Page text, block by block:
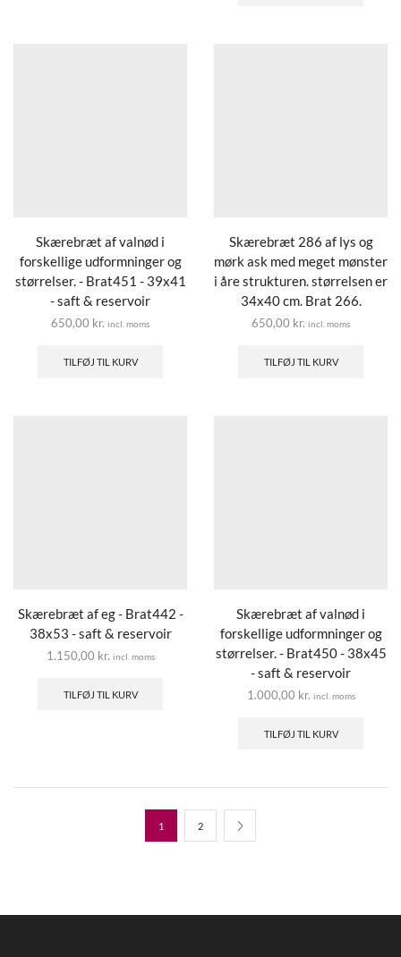
Skærebræt af valnød i
forskellige udformninger og
størrelser. - Brat451 - 39x41
- saft & reservoir
650,00 kr. incl. moms
TILFØJ TIL KURV
Skærebræt 286 af lys og
mørk ask med meget mønster
i åre strukturen. størrelsen er
34x40 cm. Brat 266.
650,00 kr. incl. moms
TILFØJ TIL KURV
Skærebræt af eg - Brat442 -
38x53 - saft & reservoir
1.150,00 kr. incl. moms
TILFØJ TIL KURV
Skærebræt af valnød i
forskellige udformninger og
størrelser. - Brat450 - 38x45
- saft & reservoir
1.000,00 kr. incl. moms
TILFØJ TIL KURV
1 2